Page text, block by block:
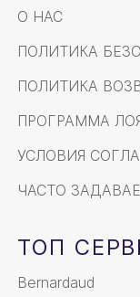
О НАС
ПОЛИТИКА
ПОЛИТИКА
ПРОГРАММА
УСЛОВИЯ
ЧАСТО
ТОП
Bernardaud